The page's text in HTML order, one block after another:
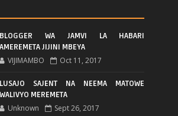
BLOGGER WA JAMVI LA HABARI
AMEREMETA JIJINI MBEYA
VIJIMAMBO Oct 11, 2017
LUSAJO SAJENT NA NEEMA MATOWE
WALIVYO MEREMETA
Unknown Sept 26, 2017